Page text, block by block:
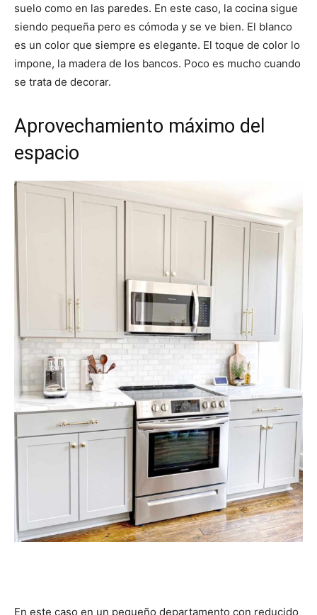
suelo como en las paredes. En este caso, la cocina sigue
siendo pequeña pero es cómoda y se ve bien. El blanco
es un color que siempre es elegante. El toque de color lo
impone, la madera de los bancos. Poco es mucho cuando
se trata de decorar.
Aprovechamiento máximo del
espacio
En este caso en un pequeño departamento con reducido